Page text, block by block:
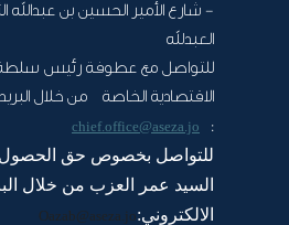
- شارع الأمير الحسين بن عبدالله
العبدلله
للتواصل مع عطوفة رئيس سلطة
الاقتصادية الخاصة من خلال البريد
:
chief.office@aseza.jo
للتواصل بخصوص حق
السيد عمر العزب من خلال
الالكتروني:Oazab@aseza.jo